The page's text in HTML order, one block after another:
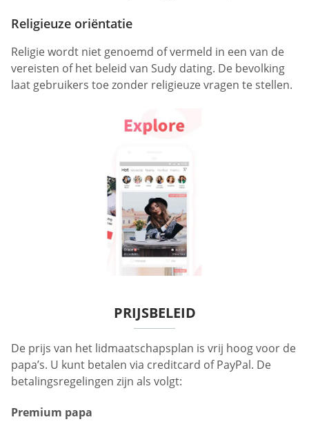
Religieuze oriëntatie
Religie wordt niet genoemd of vermeld in een van de
vereisten of het beleid van Sudy dating. De bevolking
laat gebruikers toe zonder religieuze vragen te stellen.
PRIJSBELEID
De prijs van het lidmaatschapsplan is vrij hoog voor de
papa’s. U kunt betalen via creditcard of PayPal. De
betalingsregelingen zijn als volgt:
Premium papa